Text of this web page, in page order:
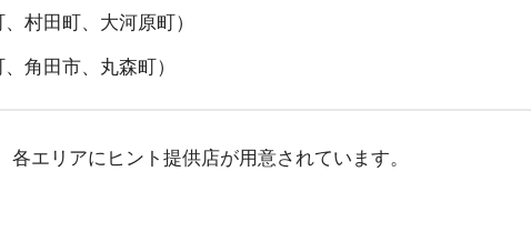
村田町、大河原町）
角田市、丸森町）
エリアにヒント提供店が用意されています。